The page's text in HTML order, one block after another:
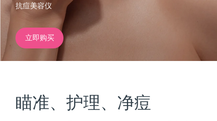
抗痘美容仪
立即购买
瞄准、护理、净痘
红光疗法
德国
加拿大
奥地利 预计送达日期